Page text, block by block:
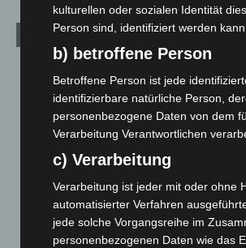
Aktuelle Beiträge
Niedersachsen: Feuerwehrkräfte kehren
Waldbrandeinsatz aus Spanien zurück
7. August 2026
Hannover: Erste Tigermücken-Population
7. August 2026
Brand im „Haus der Begegnung“ in
eingedämmt
6. August 2026
kulturellen oder sozialen Identität
Person sind, identifiziert werden
b) betroffene Person
Betroffene Person ist jede
identifizierbare natürliche Person,
personenbezogene Daten von dem
Verarbeitung Verantwortlichen
c) Verarbeitung
Verarbeitung ist jeder mit oder ohne
automatisierter Verfahren
jede solche Vorgangsreihe im
personenbezogenen Daten wie das